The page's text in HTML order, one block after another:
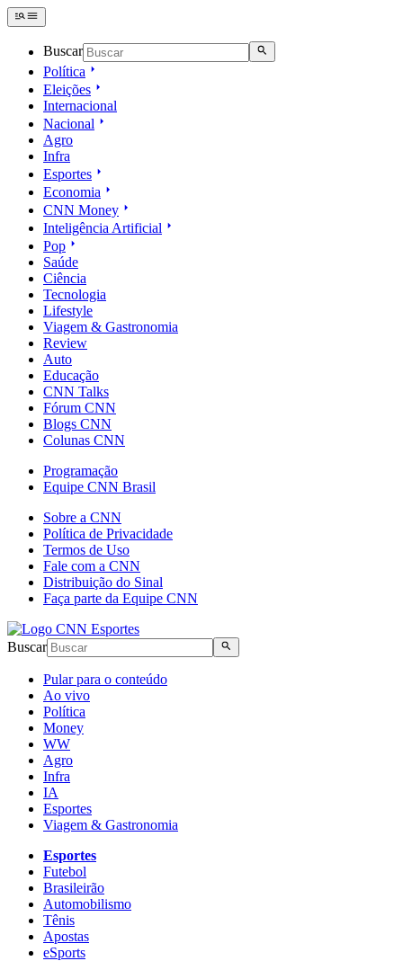
Buscar
Política
Eleições
Internacional
Nacional
Agro
Infra
Esportes
Economia
CNN Money
Inteligência Artificial
Pop
Saúde
Ciência
Tecnologia
Lifestyle
Viagem & Gastronomia
Review
Auto
Educação
CNN Talks
Fórum CNN
Blogs CNN
Colunas CNN
Programação
Equipe CNN Brasil
Sobre a CNN
Política de Privacidade
Termos de Uso
Fale com a CNN
Distribuição do Sinal
Faça parte da Equipe CNN
Buscar
Pular para o conteúdo
Ao vivo
Política
Money
WW
Agro
Infra
IA
Esportes
Viagem & Gastronomia
Esportes
Futebol
Brasileirão
Automobilismo
Tênis
Apostas
eSports